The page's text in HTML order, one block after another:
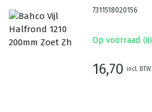
7311518020156
Op voorraad (8)
16,70 incl. BTW